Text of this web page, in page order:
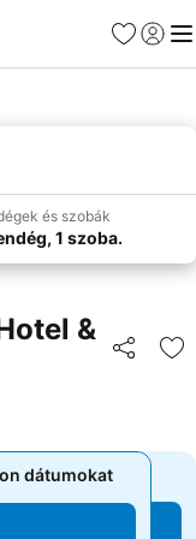
Kedvencek
és szobák
1 szoba.
&
dátumokat
dátumokat